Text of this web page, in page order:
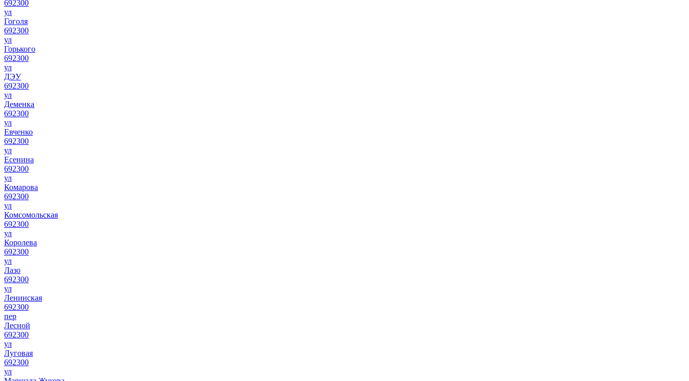
692300
ул
Гоголя
692300
ул
Горького
692300
ул
ДЭУ
692300
ул
Деменка
692300
ул
Евченко
692300
ул
Есенина
692300
ул
Комарова
692300
ул
Комсомольская
692300
ул
Королева
692300
ул
Лазо
692300
ул
Ленинская
692300
пер
Лесной
692300
ул
Луговая
692300
ул